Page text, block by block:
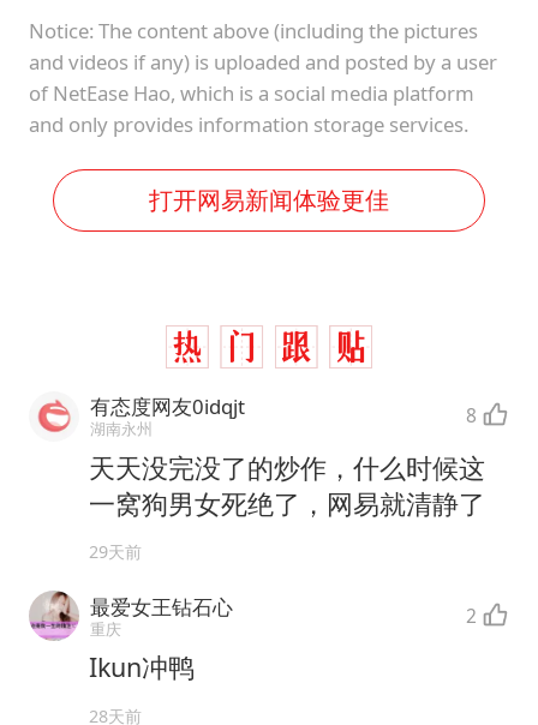
Notice: The content above (including the pictures
and videos if any) is uploaded and posted by a user
of NetEase Hao, which is a social media platform
and only provides information storage services.
打开网易新闻体验更佳
有态度网友0idqjt
湖南永州 8
天天没完没了的炒作，什么时候这
一窝狗男女死绝了，网易就清静了
29天前
最爱女王钻石心
重庆 2
Ikun冲鸭
28天前